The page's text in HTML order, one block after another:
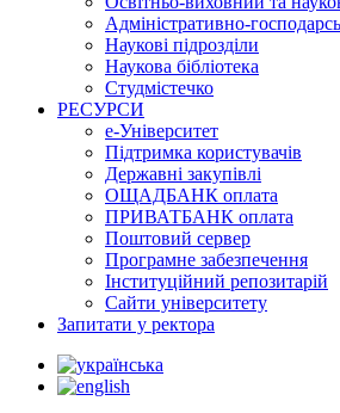
Адміністративно-
Наукові підрозділи
Наукова бібліотека
Студмістечко
РЕСУРСИ
е-Університет
Підтримка користувачів
Державні закупівлі
ОЩАДБАНК оплата
ПРИВАТБАНК оплата
Поштовий сервер
Програмне забезпечення
Інституційний репозитарій
Сайти університету
Запитати у ректора